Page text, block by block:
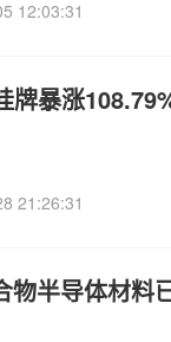
12:03:31
牌暴涨
21:26:31
物半导体材料